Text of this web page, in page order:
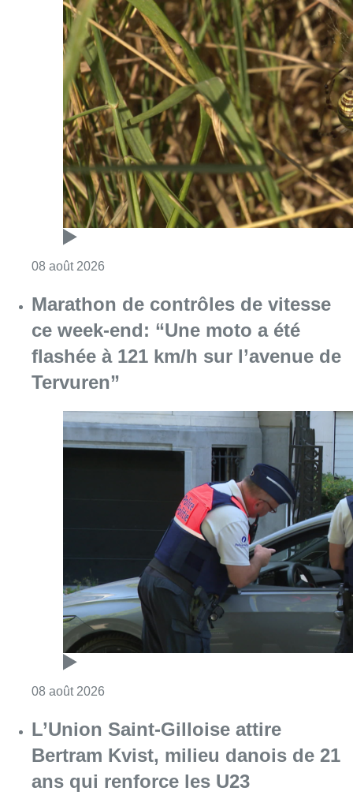
08 août 2026
Marathon de contrôles de vitesse
ce week-end: “Une moto a été
flashée à 121 km/h sur l’avenue de
Tervuren”
08 août 2026
L’Union Saint-Gilloise attire
Bertram Kvist, milieu danois de 21
ans qui renforce les U23